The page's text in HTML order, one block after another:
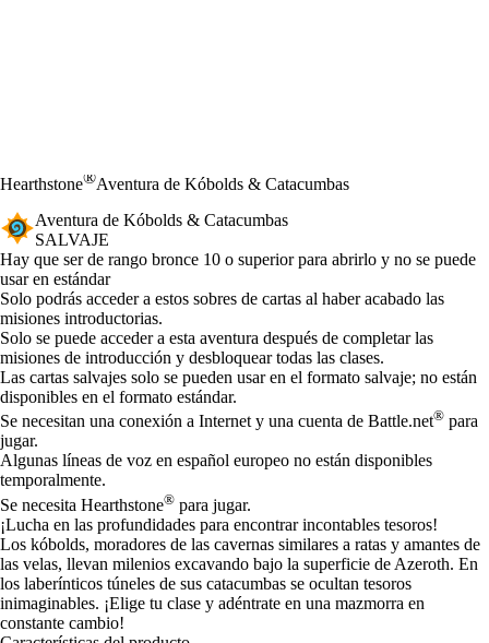
Hearthstone®Aventura de Kóbolds & Catacumbas
Aventura de Kóbolds & Catacumbas
SALVAJE
Product Notification
Hay que ser de rango bronce 10 o superior para abrirlo y no se puede
usar en estándar
Available actions
Solo podrás acceder a estos sobres de cartas al haber acabado las
misiones introductorias.
Solo se puede acceder a esta aventura después de completar las
misiones de introducción y desbloquear todas las clases.
Las cartas salvajes solo se pueden usar en el formato salvaje; no están
disponibles en el formato estándar.
Se necesitan una conexión a Internet y una cuenta de Battle.net® para
jugar.
Algunas líneas de voz en español europeo no están disponibles
temporalmente.
Se necesita Hearthstone® para jugar.
¡Lucha en las profundidades para encontrar incontables tesoros!
Los kóbolds, moradores de las cavernas similares a ratas y amantes de
las velas, llevan milenios excavando bajo la superficie de Azeroth. En
los laberínticos túneles de sus catacumbas se ocultan tesoros
inimaginables. ¡Elige tu clase y adéntrate en una mazmorra en
constante cambio!